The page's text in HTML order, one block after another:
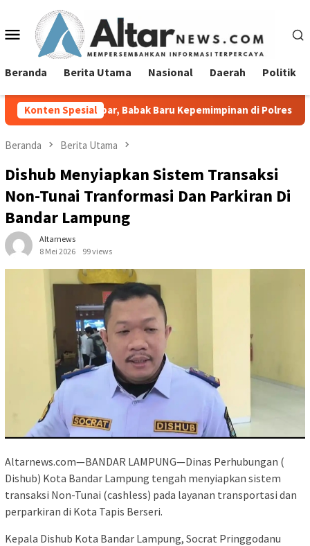
konten Menu
Mobile
Beranda Berita Utama Nasional Daerah Politik
Konten Spesial
Babak Baru Kepemimpinan di Polresta Bandar Lampung
Beranda Berita Utama
Dishub Menyiapkan Sistem Transaksi
Non-Tunai Tranformasi Dan Parkiran Di
Bandar Lampung
Altarnews
8 Mei 2026
99 views
Altarnews.com—BANDAR LAMPUNG—Dinas Perhubungan (
Dishub) Kota Bandar Lampung tengah menyiapkan sistem
transaksi Non-Tunai (cashless) pada layanan transportasi dan
perparkiran di Kota Tapis Berseri.
Kepala Dishub Kota Bandar Lampung, Socrat Pringgodanu